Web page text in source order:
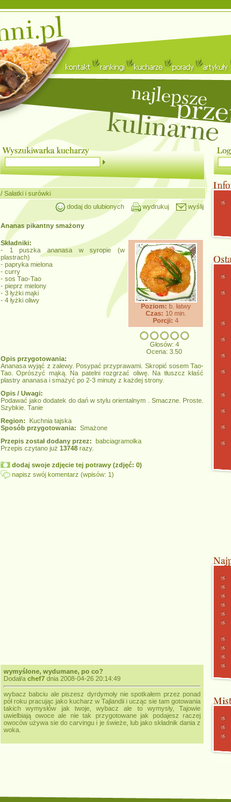
/ Sałatki i surówki
dodaj do ulubionych
wydrukuj wyślij
Ananas pikantny smażony
Poziom: b. łatwy
Czas: 10 min.
Porcji: 4
Głosów: 4
Ocena: 3.50
Składniki:
- 1 puszka ananasa w syropie (w
plastrach)
- papryka mielona
- curry
- sos Tao-Tao
- pieprz mielony
- 3 łyżki mąki
- 4 łyżki oliwy
Opis przygotowania:
Ananasa wyjąć z zalewy. Posypać przyprawami. Skropić sosem Tao-
Tao. Oprószyć mąką. Na patelni rozgrzać oliwę. Na tłuszcz kłaść
plastry ananasa i smażyć po 2-3 minuty z każdej strony.
Opis / Uwagi:
Podawać jako dodatek do dań w stylu orientalnym . Smaczne. Proste.
Szybkie. Tanie
Region: Kuchnia tajska
Sposób przygotowania: Smażone
Przepis został dodany przez: babciagramolka
Przepis czytano już 13748 razy.
dodaj swoje zdjęcie tej potrawy (zdjęć: 0)
napisz swój komentarz (wpisów: 1)
wymyślone, wydumane, po co?
Dodał/a chef7 dnia 2008-04-26 20:14:49
wybacz babciu ale piszesz dyrdymoły nie spotkałem przez ponad
pół roku pracując jako kucharz w Tajlandii i ucząc sie tam gotowania
takich wymysłów jak twoje, wybacz ale to wymysły, Tajowie
uwielbiają owoce ale nie tak przygotowane jak podajesz raczej
owoców używa sie do carvingu i je świeże, lub jako składnik dania z
woka.